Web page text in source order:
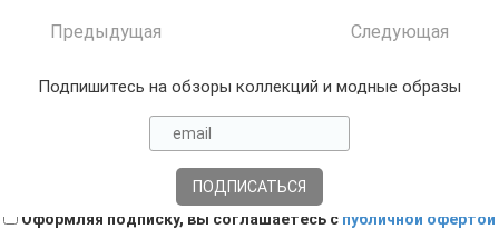
Предыдущая Следующая
Подпишитесь на обзоры коллекций и модные образы
Оформляя подписку, вы соглашаетесь с публичной офертой